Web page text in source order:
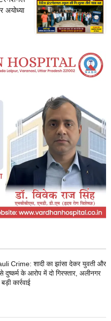
अयोध्या
Crime: शादी का झांसा देकर युवती और
दुष्कर्म के आरोप में दो गिरफ्तार, अलीनगर
कार्रवाई